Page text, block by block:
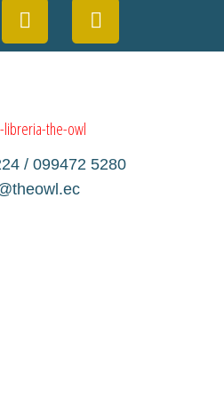
/ 099472 5280